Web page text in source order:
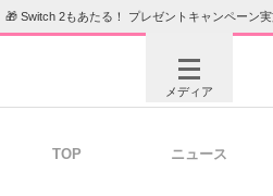
🎁 Switch 2もあたる！ プレゼントキャンペーン実
メディア
TOP ニュース